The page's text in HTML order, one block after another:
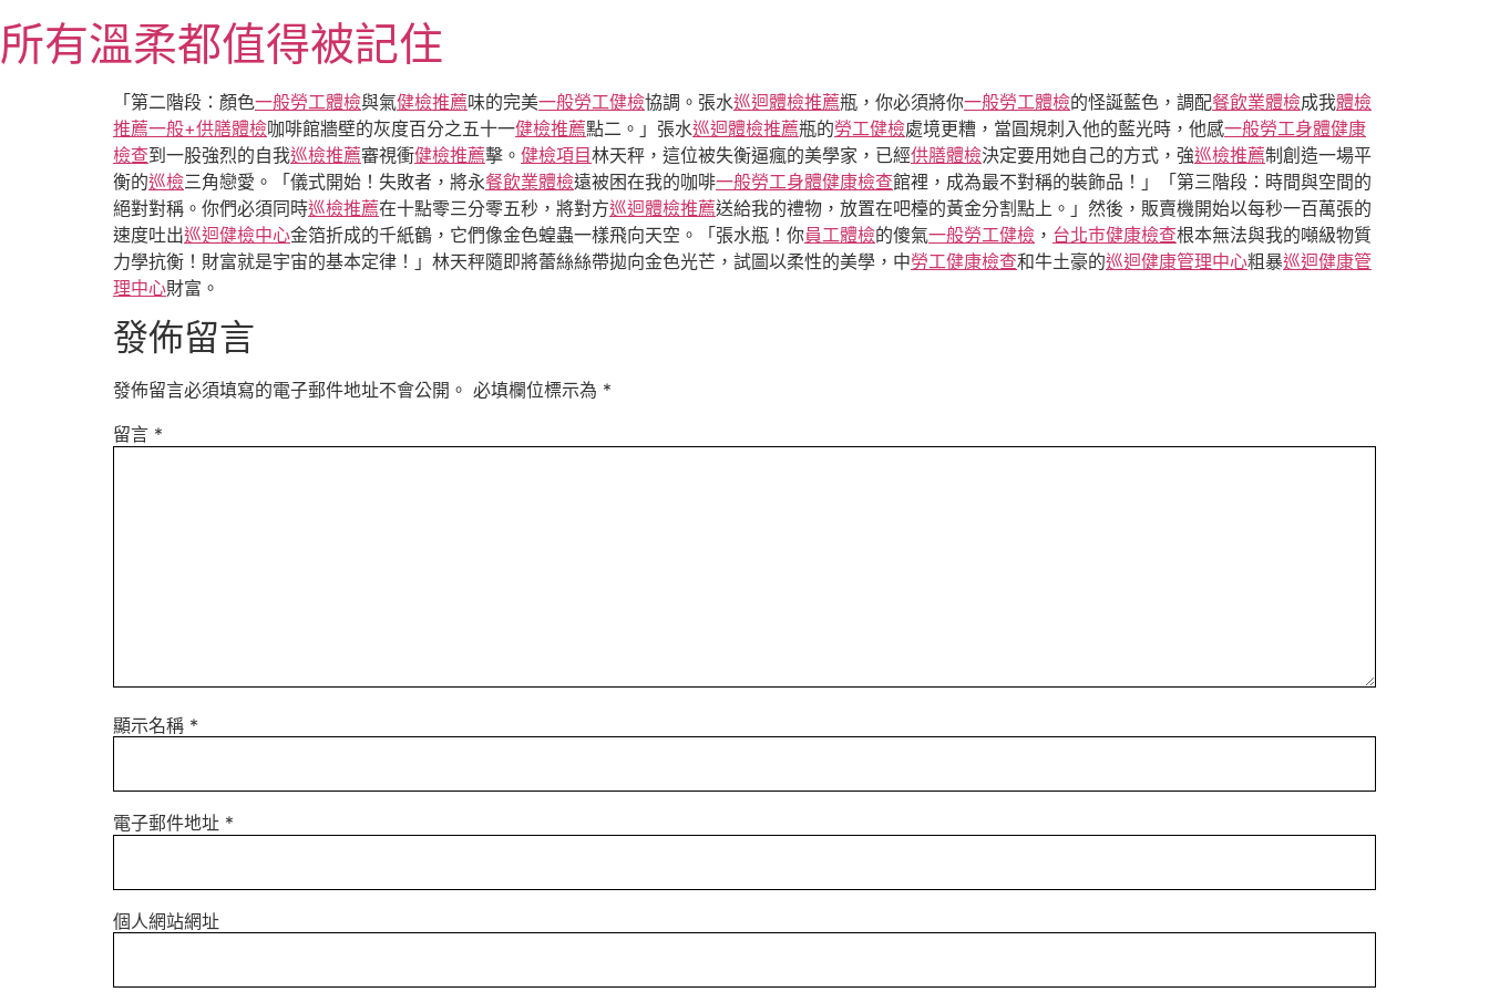
至
主所有溫柔都值得被記住
「第二階段：顏色一般勞工體檢與氣健檢推薦味的完美一般勞工健檢協調。張水巡迴體檢推薦瓶，你必須將你一般勞工體檢的怪誕藍色，調配餐飲業體檢成我體檢
推薦一般+供膳體檢咖啡館牆壁的灰度百分之五十一健檢推薦點二。」張水巡迴體檢推薦瓶的勞工健檢處境更糟，當圓規刺入他的藍光時，他感一般勞工身體健康
檢查到一股強烈的自我巡檢推薦審視衝健檢推薦擊。 健檢項目林天秤，這位被失衡逼瘋的美學家，已經供膳體檢決定要用她自己的方式，強巡檢推薦制創造一場平
衡的巡檢三角戀愛。「儀式開始！失敗者，將永餐飲業體檢遠被困在我的咖啡一般勞工身體健康檢查館裡，成為最不對稱的裝飾品！」「第三階段：時間與空間的
絕對對稱。你們必須同時巡檢推薦在十點零三分零五秒，將對方巡迴體檢推薦送給我的禮物，放置在吧檯的黃金分割點上。」然後，販賣機開始以每秒一百萬張的
速度吐出巡迴健檢中心金箔折成的千紙鶴，它們像金色蝗蟲一樣飛向天空。「張水瓶！你員工體檢的傻氣一般勞工健檢 ， 台北巿健康檢查根本無法與我的噸級物質
力學抗衡！財富就是宇宙的基本定律！」林天秤隨即將蕾絲絲帶拋向金色光芒，試圖以柔性的美學，中勞工健康檢查和牛土豪的巡迴健康管理中心粗暴巡迴健康管
理中心財富。
發佈留言
發佈留言必須填寫的電子郵件地址不會公開。 必填欄位標示為 *
留言 *
顯示名稱 *
電子郵件地址 *
個人網站網址